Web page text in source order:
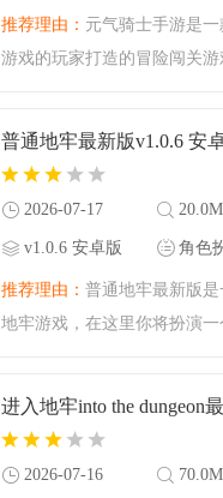
推荐理由： 元气骑士手游是
游戏的玩家打造的冒险闯关
的游戏属性，确保了游戏关
普通地牢最新版v1.0.6 安
2026-07-17 20.0M
v1.0.6 安卓版 角色
推荐理由： 普通地牢最新版
地牢游戏，在这里你将扮演
中会出现各种各样的怪物，
2026-07-16 70.0M